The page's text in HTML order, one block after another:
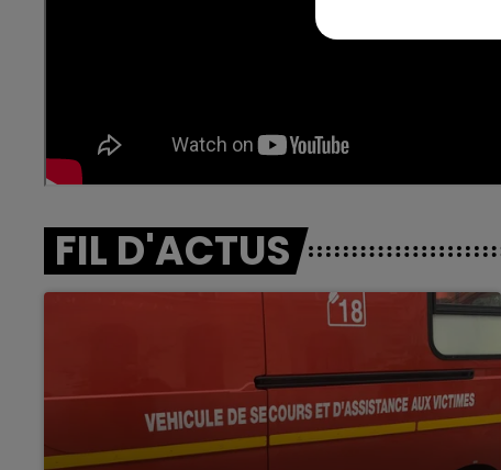
FIL D'ACTUS